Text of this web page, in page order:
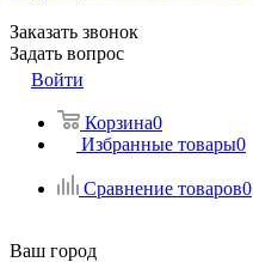
Заказать звонок
Задать вопрос
Войти
Корзина0
Избранные товары0
Сравнение товаров0
Ваш город